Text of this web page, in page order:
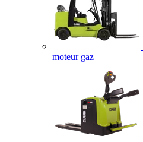
moteur gaz